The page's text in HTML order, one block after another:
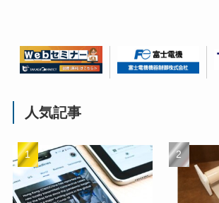
人気記事